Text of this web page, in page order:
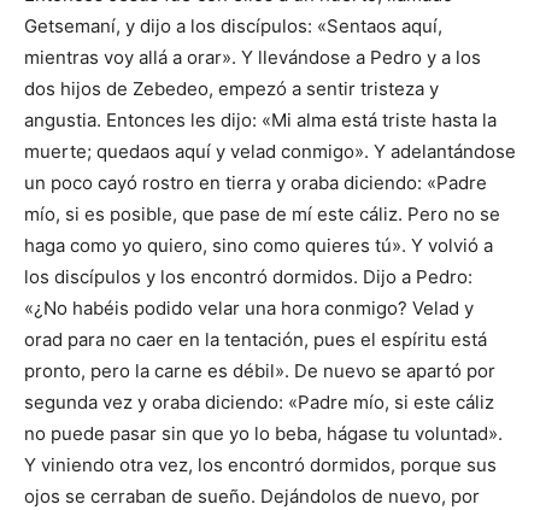
Getsemaní, y dijo a los discípulos: «Sentaos aquí,
mientras voy allá a orar». Y llevándose a Pedro y a los
dos hijos de Zebedeo, empezó a sentir tristeza y
angustia. Entonces les dijo: «Mi alma está triste hasta la
muerte; quedaos aquí y velad conmigo». Y adelantándose
un poco cayó rostro en tierra y oraba diciendo: «Padre
mío, si es posible, que pase de mí este cáliz. Pero no se
haga como yo quiero, sino como quieres tú». Y volvió a
los discípulos y los encontró dormidos. Dijo a Pedro:
«¿No habéis podido velar una hora conmigo? Velad y
orad para no caer en la tentación, pues el espíritu está
pronto, pero la carne es débil». De nuevo se apartó por
segunda vez y oraba diciendo: «Padre mío, si este cáliz
no puede pasar sin que yo lo beba, hágase tu voluntad».
Y viniendo otra vez, los encontró dormidos, porque sus
ojos se cerraban de sueño. Dejándolos de nuevo, por